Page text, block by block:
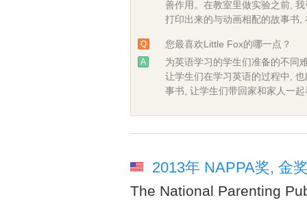
善作用。在教室里做实验之前,
打印出来的与动画相配的故事书,
Q 您最喜欢Little Fox的哪一点？
A
为英语学习的学生们准备的不同
让学生们在学习英语的过程中,
事书, 让学生们带回家和家人一起
2013年 NAPPA奖, 金
The National Parenting